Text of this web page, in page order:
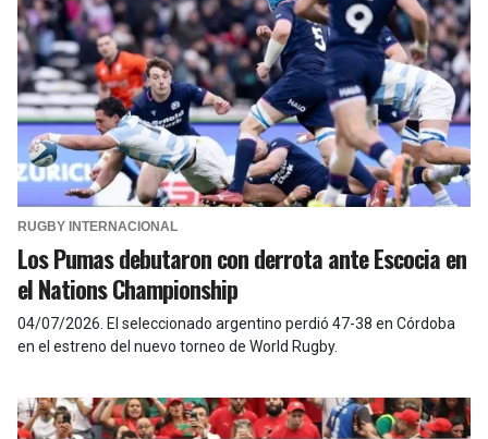
RUGBY INTERNACIONAL
Los Pumas debutaron con derrota ante Escocia en
el Nations Championship
04/07/2026 El seleccionado argentino perdió 47-38 en Córdoba
en el estreno del nuevo torneo de World Rugby.